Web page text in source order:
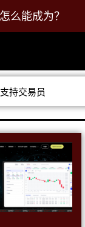
么能成为？
支持交易员